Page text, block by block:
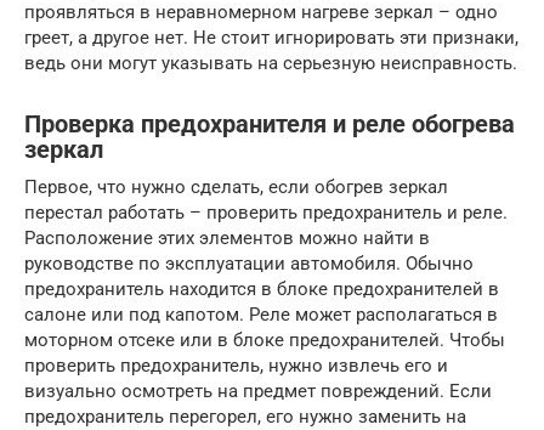
проявляться в неравномерном нагреве зеркал – одно
греет, а другое нет. Не стоит игнорировать эти признаки,
ведь они могут указывать на серьезную неисправность.
Проверка предохранителя и реле обогрева
зеркал
Первое, что нужно сделать, если обогрев зеркал
перестал работать – проверить предохранитель и реле.
Расположение этих элементов можно найти в
руководстве по эксплуатации автомобиля. Обычно
предохранитель находится в блоке предохранителей в
салоне или под капотом. Реле может располагаться в
моторном отсеке или в блоке предохранителей. Чтобы
проверить предохранитель, нужно извлечь его и
визуально осмотреть на предмет повреждений. Если
предохранитель перегорел, его нужно заменить на